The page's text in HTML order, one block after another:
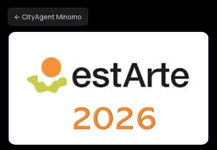
← CityAgent Minomo